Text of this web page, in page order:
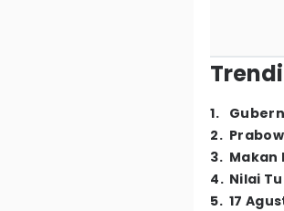
1.
2.
3. Makan
4. Nilai
5. 17